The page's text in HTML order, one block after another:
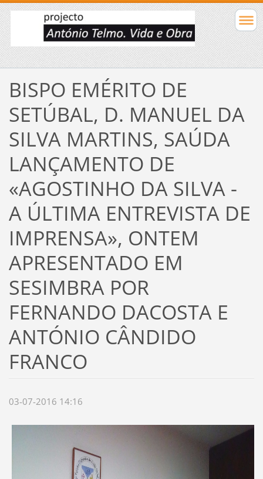
BISPO EMÉRITO DE
SETÚBAL, D. MANUEL DA
SILVA MARTINS, SAÚDA
LANÇAMENTO DE
«AGOSTINHO DA SILVA -
A ÚLTIMA ENTREVISTA DE
IMPRENSA», ONTEM
APRESENTADO EM
SESIMBRA POR
FERNANDO DACOSTA E
ANTÓNIO CÂNDIDO
FRANCO
03-07-2016 14:16